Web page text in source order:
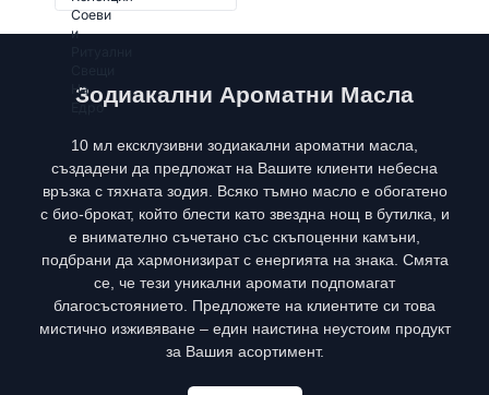
Зодиакални Ароматни Масла
10 мл ексклузивни зодиакални ароматни масла,
създадени да предложат на Вашите клиенти небесна
връзка с тяхната зодия. Всяко тъмно масло е обогатено
с био-брокат, който блести като звездна нощ в бутилка, и
е внимателно съчетано със скъпоценни камъни,
подбрани да хармонизират с енергията на знака. Смята
се, че тези уникални аромати подпомагат
благосъстоянието. Предложете на клиентите си това
мистично изживяване – един наистина неустоим продукт
за Вашия асортимент.